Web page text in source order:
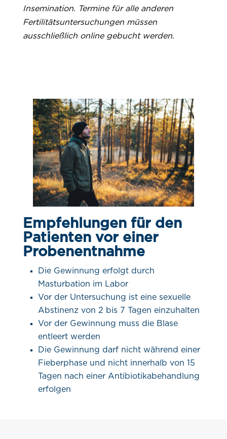
Insemination. Termine für alle anderen
Fertilitätsuntersuchungen müssen
ausschließlich online gebucht werden.
Empfehlungen für den
Patienten vor einer
Probenentnahme
Die Gewinnung erfolgt durch
Masturbation im Labor
Vor der Untersuchung ist eine sexuelle
Abstinenz von 2 bis 7 Tagen einzuhalten
Vor der Gewinnung muss die Blase
entleert werden
Die Gewinnung darf nicht während einer
Fieberphase und nicht innerhalb von 15
Tagen nach einer Antibiotikabehandlung
erfolgen